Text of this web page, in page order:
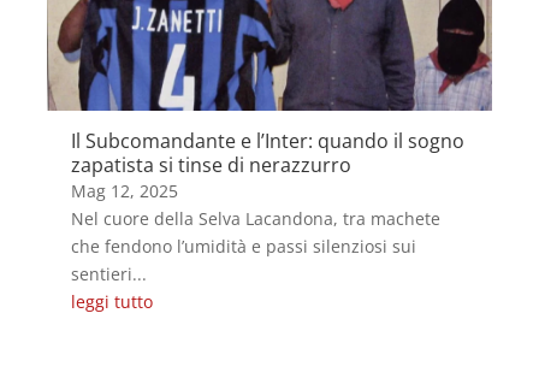
Il Subcomandante e l’Inter: quando il sogno
zapatista si tinse di nerazzurro
Mag 12, 2025
Nel cuore della Selva Lacandona, tra machete
che fendono l’umidità e passi silenziosi sui
sentieri...
leggi tutto